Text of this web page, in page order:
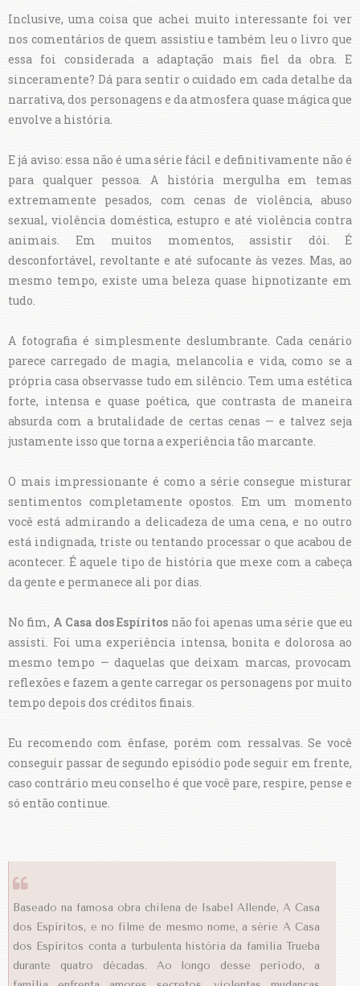
Inclusive, uma coisa que achei muito interessante foi ver
nos comentários de quem assistiu e também leu o livro que
essa foi considerada a adaptação mais fiel da obra. E
sinceramente? Dá para sentir o cuidado em cada detalhe da
narrativa, dos personagens e da atmosfera quase mágica que
envolve a história.
E já aviso: essa não é uma série fácil e definitivamente não é
para qualquer pessoa. A história mergulha em temas
extremamente pesados, com cenas de violência, abuso
sexual, violência doméstica, estupro e até violência contra
animais. Em muitos momentos, assistir dói. É
desconfortável, revoltante e até sufocante às vezes. Mas, ao
mesmo tempo, existe uma beleza quase hipnotizante em
tudo.
A fotografia é simplesmente deslumbrante. Cada cenário
parece carregado de magia, melancolia e vida, como se a
própria casa observasse tudo em silêncio. Tem uma estética
forte, intensa e quase poética, que contrasta de maneira
absurda com a brutalidade de certas cenas — e talvez seja
justamente isso que torna a experiência tão marcante.
O mais impressionante é como a série consegue misturar
sentimentos completamente opostos. Em um momento
você está admirando a delicadeza de uma cena, e no outro
está indignada, triste ou tentando processar o que acabou de
acontecer. É aquele tipo de história que mexe com a cabeça
da gente e permanece ali por dias.
No fim, A Casa dos Espíritos não foi apenas uma série que eu
assisti. Foi uma experiência intensa, bonita e dolorosa ao
mesmo tempo — daquelas que deixam marcas, provocam
reflexões e fazem a gente carregar os personagens por muito
tempo depois dos créditos finais.
Eu recomendo com ênfase, porém com ressalvas. Se você
conseguir passar de segundo episódio pode seguir em frente,
caso contrário meu conselho é que você pare, respire, pense e
só então continue.
Baseado na famosa obra chilena de Isabel Allende, A Casa
dos Espíritos, e no filme de mesmo nome, a série A Casa
dos Espíritos conta a turbulenta história da família Trueba
durante quatro décadas. Ao longo desse período, a